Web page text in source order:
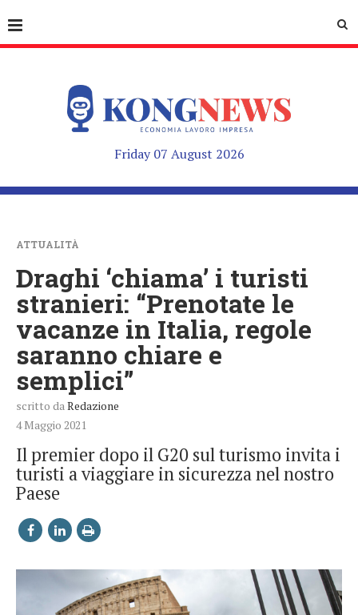
Friday 07 August 2026
ATTUALITÀ
Draghi ‘chiama’ i turisti
stranieri: “Prenotate le
vacanze in Italia, regole
saranno chiare e
semplici”
scritto da Redazione
4 Maggio 2021
Il premier dopo il G20 sul turismo invita i
turisti a viaggiare in sicurezza nel nostro
Paese